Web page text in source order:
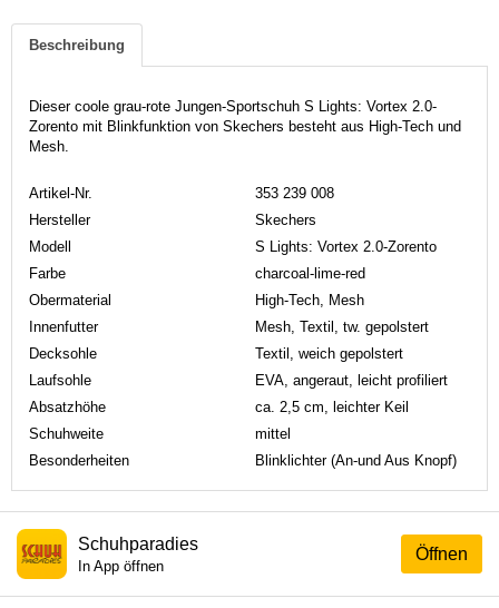
Beschreibung
Dieser coole grau-rote Jungen-Sportschuh S Lights: Vortex 2.0-
Zorento mit Blinkfunktion von Skechers besteht aus High-Tech und
Mesh.
Artikel-Nr.
353 239 008
Hersteller
Skechers
Modell
S Lights: Vortex 2.0-Zorento
Farbe
charcoal-lime-red
Obermaterial
High-Tech, Mesh
Innenfutter
Mesh, Textil, tw. gepolstert
Decksohle
Textil, weich gepolstert
Laufsohle
EVA, angeraut, leicht profiliert
Absatzhöhe
ca. 2,5 cm, leichter Keil
Schuhweite
mittel
Besonderheiten
Blinklichter (An-und Aus Knopf)
Öffnen
Schuhparadies
In App öffnen